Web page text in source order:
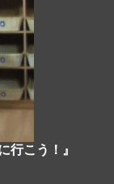
こう！』